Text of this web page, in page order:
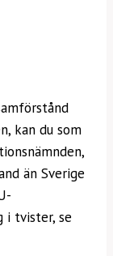
kan du som
än Sverige
i tvister, se